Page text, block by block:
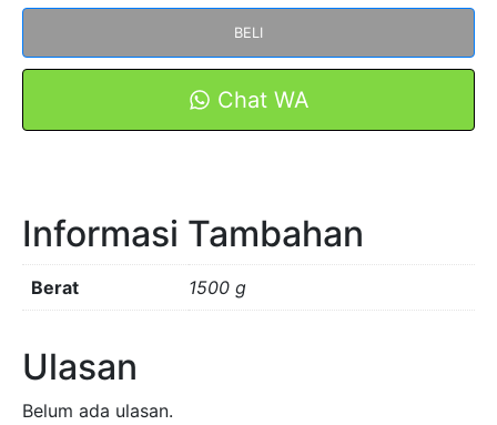
Shrink
1kV
Kuning
Biru
Selang
Isolasi
Selongsong
Tube
Kabel
BELI
Chat WA
Informasi Tambahan
Berat 1500 g
Ulasan
Belum ada ulasan.